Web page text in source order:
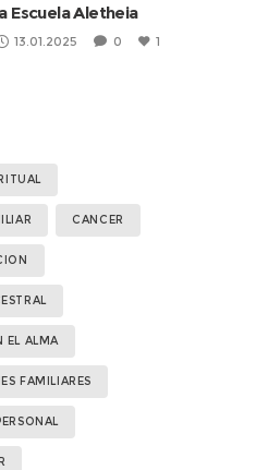
Escuela Aletheia
13.01.2025 0 1
CANCER
EL ALMA
FAMILIARES